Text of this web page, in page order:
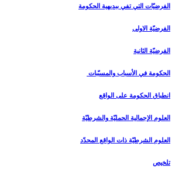
الفرضيّات التي تفي ببديهية الحكومة
الفرضيّة الاولى
الفرضيّة الثانية
الحكومة في الأسباب والمسبّبات
انطباق الحكومة على الواقع
العلوم الإجمالية الحمليّة والشرطيّة
العلوم الشرطيّة ذات الواقع المحدّد
تلخيص